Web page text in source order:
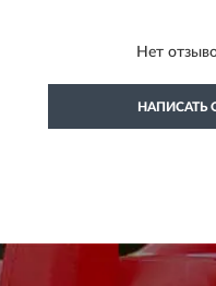
Нет
НАПИСАТЬ